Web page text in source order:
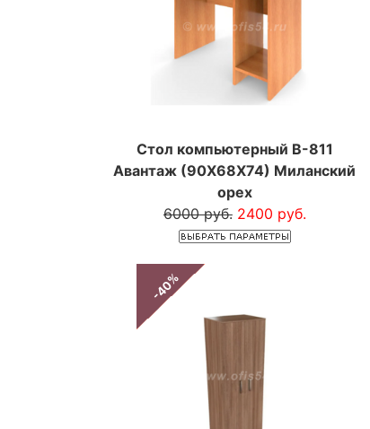
Стол компьютерный В-811
Авантаж (90Х68Х74) Миланский
орех
6000 руб. 2400 руб.
-40%